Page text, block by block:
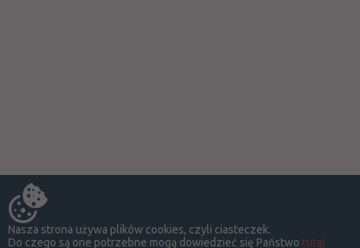
Nasza strona używa plików cookies, czyli ciasteczek.
Do czego są one potrzebne mogą dowiedzieć się Państwo tutaj